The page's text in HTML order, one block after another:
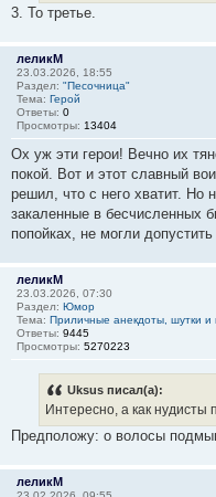
3. То третье.
леликМ
23.03.2026, 18:55
Раздел: "Песочница"
Тема: Герой
Ответы: 0
Просмотры: 13404
Ох уж эти герои! Вечно их
покой. Вот и этот славный
решил, что с него хватит. Но
закаленные в бесчисленных
попойках, не могли
леликМ
23.03.2026, 07:30
Раздел: Юмор
Тема: Приличные анекдоты, шутки и
Ответы: 9445
Просмотры: 5270223
Uksus писал(а):
Интересно, а как нудисты
Предположу: о волосы
леликМ